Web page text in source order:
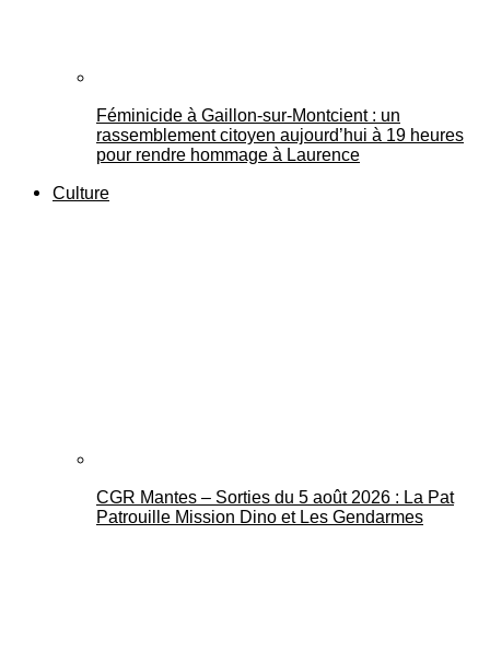
Féminicide à Gaillon‑sur‑Montcient : un
rassemblement citoyen aujourd’hui à 19 heures
pour rendre hommage à Laurence
Culture
CGR Mantes – Sorties du 5 août 2026 : La Pat
Patrouille Mission Dino et Les Gendarmes